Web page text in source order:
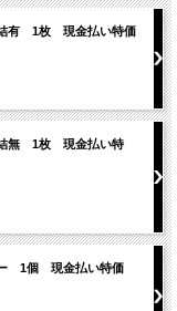
結有 1枚 現金払い特価
結無 1枚 現金払い特
ー 1個 現金払い特価